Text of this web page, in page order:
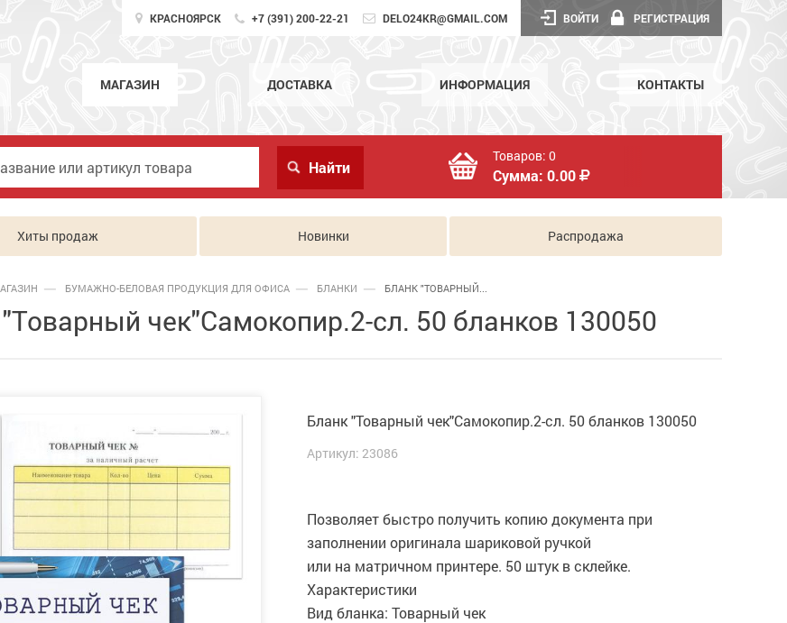
КРАСНОЯРСК +7 (391) 200-22-21 DELO24KR@GMAIL.COM ВОЙТИ РЕГИСТРАЦИЯ
МАГАЗИН ДОСТАВКА ИНФОРМАЦИЯ КОНТАКТЫ
Товаров: 0
Сумма: 0.00
Хиты продаж Новинки Распродажа
БУМАЖНО-БЕЛОВАЯ ПРОДУКЦИЯ ДЛЯ ОФИСА БЛАНКИ БЛАНК "ТОВАРНЫЙ...
чек"Самокопир.2-сл. 50 бланков 130050
Бланк "Товарный чек"Самокопир.2-сл. 50 бланков 130050
Артикул: 23086
Позволяет быстро получить копию документа при
заполнении оригинала шариковой ручкой
или на матричном принтере. 50 штук в склейке.
Характеристики
Вид бланка: Товарный чек